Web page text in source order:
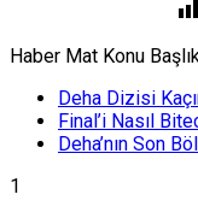
Haber Mat Konu
Deha Dizisi
Final’i Nasıl
Deha’nın Son
1